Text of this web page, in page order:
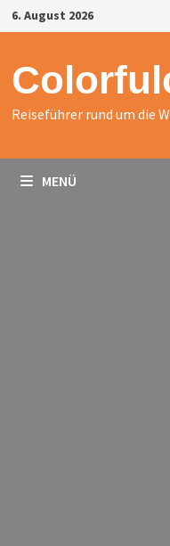
Zurück
zum
6. August 2026
Reiseführer rund um die
MENÜ